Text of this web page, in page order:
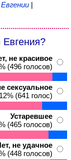
|
Евгения?
не красивое
(496 голосов)
сексуальное
12% (641 голос)
Устаревшее
(465 голосов)
не удачное
(448 голосов)